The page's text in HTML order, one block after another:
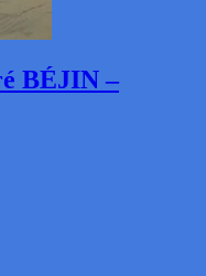
BÉJIN –